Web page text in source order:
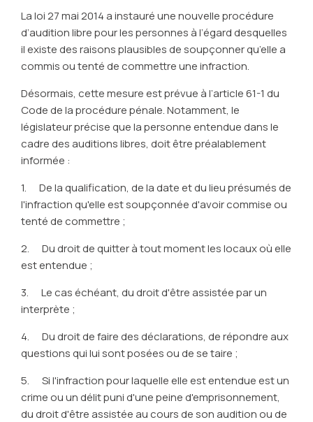
La loi 27 mai 2014 a instauré une nouvelle procédure
d’audition libre pour les personnes à l’égard desquelles
il existe des raisons plausibles de soupçonner qu’elle a
commis ou tenté de commettre une infraction.
Désormais, cette mesure est prévue à l’article 61-1 du
Code de la procédure pénale. Notamment, le
législateur précise que la personne entendue dans le
cadre des auditions libres, doit être préalablement
informée :
1. De la qualification, de la date et du lieu présumés de
l'infraction qu'elle est soupçonnée d'avoir commise ou
tenté de commettre ;
2. Du droit de quitter à tout moment les locaux où elle
est entendue ;
3. Le cas échéant, du droit d'être assistée par un
interprète ;
4. Du droit de faire des déclarations, de répondre aux
questions qui lui sont posées ou de se taire ;
5. Si l'infraction pour laquelle elle est entendue est un
crime ou un délit puni d'une peine d'emprisonnement,
du droit d'être assistée au cours de son audition ou de